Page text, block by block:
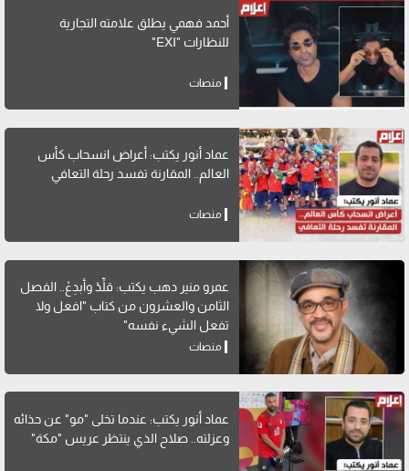
أحمد فهمي يطلق علامته التجارية
للنظارات "EXI"
منصات
عماد أنور يكتب: أعراض انسحاب كأس
العالم.. المقارنة تفسد رحلة التعافي
منصات
عمرو منير دهب يكتب: قلِّدْ وأبدِعْ.. الفصل
الثامن والعشرون من كتاب "افعل ولا
تفعل الشيء نفسه"
منصات
عماد أنور يكتب: عندما تخلى "مو" عن حذائه
وعزلته.. صلاح الذي ينتظر عريس "مكة"